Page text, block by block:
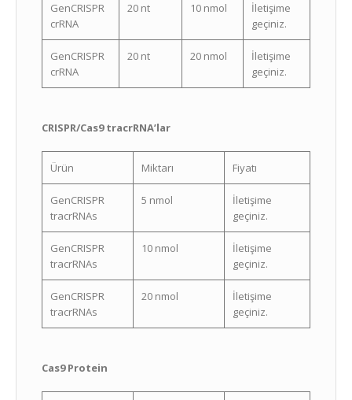
GenCRISPR
crRNA
20 nt 10 nmol
İletişime
geçiniz.
GenCRISPR
crRNA
20 nt 20 nmol
İletişime
geçiniz.
CRISPR/Cas9 tracrRNA’lar
Ürün Miktarı Fiyatı
GenCRISPR
tracrRNAs
5 nmol
İletişime
geçiniz.
GenCRISPR
tracrRNAs
10 nmol
İletişime
geçiniz.
GenCRISPR
tracrRNAs
20 nmol
İletişime
geçiniz.
Cas9 Protein